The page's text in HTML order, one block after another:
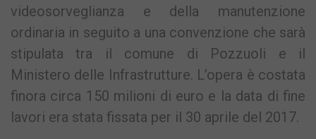
videosorveglianza e della manutenzione
ordinaria in seguito a una convenzione che sarà
stipulata tra il comune di Pozzuoli e il
Ministero delle Infrastrutture. L’opera è costata
finora circa 150 milioni di euro e la data di fine
lavori era stata fissata per il 30 aprile del 2017.